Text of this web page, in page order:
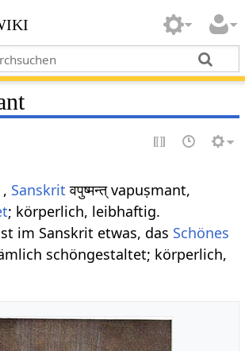
, Sanskrit वपुष्मन्त् vapuṣmant,
; körperlich, leibhaftig.
im Sanskrit etwas, das Schönes
schöngestaltet; körperlich,